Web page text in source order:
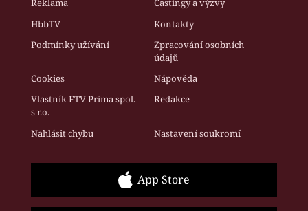
Reklama
Castingy a výzvy
HbbTV
Kontakty
Podmínky užívání
Zpracování osobních
údajů
Cookies
Nápověda
Vlastník FTV Prima spol.
s r.o.
Redakce
Nahlásit chybu Nastavení soukromí
App Store